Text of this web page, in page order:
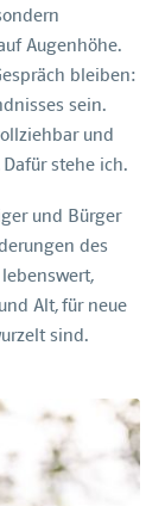
Augenhöhe.
bleiben:
sein.
und
stehe ich.
und Bürger
des
Alt, für neue
sind.